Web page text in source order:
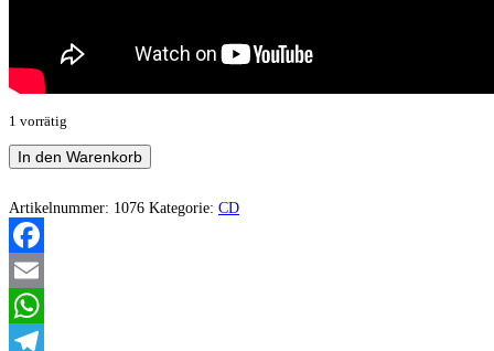
1 vorrätig
Doden
Grotte/Fullmoon
–
Summon
The
Wolves
Of
War
(Split)
Menge
In den Warenkorb
Artikelnummer: 1076 Kategorie: CD
Facebook
Email
WhatsApp